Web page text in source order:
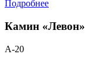
Подробнее
Камин «Левон»
А-20